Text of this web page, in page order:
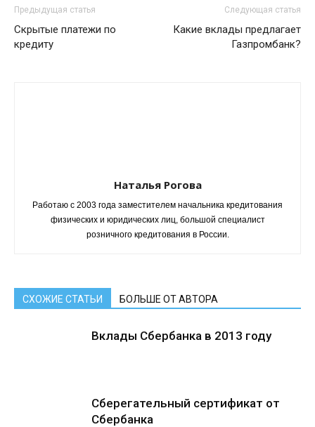
Предыдущая статья
Скрытые платежи по
кредиту
Следующая статья
Какие вклады предлагает
Газпромбанк?
Наталья Рогова
Работаю с 2003 года заместителем начальника кредитования
физических и юридических лиц, большой специалист
розничного кредитования в России.
СХОЖИЕ СТАТЬИ БОЛЬШЕ ОТ АВТОРА
Вклады Сбербанка в 2013 году
Сберегательный сертификат от
Сбербанка